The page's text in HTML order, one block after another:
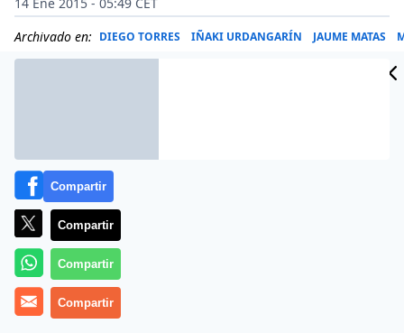
Archivado en: DIEGO TORRES IÑAKI URDANGARÍN JAUME MATAS
El juez José Castro ha ordenado que se informe
Compartir
Compartir
Compartir
Compartir